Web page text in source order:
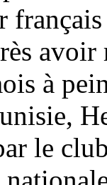
à
le